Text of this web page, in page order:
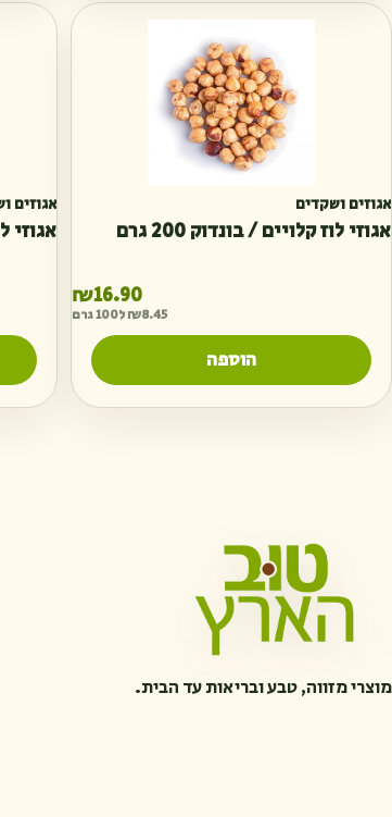
אגוזים ושקדים
אגוזי לוז קלויים / בונדוק 200 גרם
₪16.90
₪8.45 ל100 גרם
הוספה
אגוזים
אגוזי
מוצרי מזווה, טבע ובריאות עד הבית.